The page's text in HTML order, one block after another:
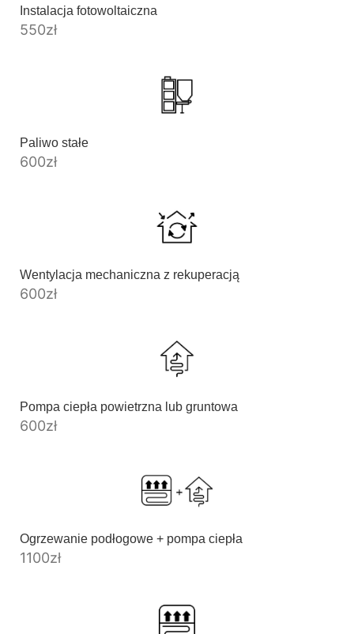
Instalacja fotowoltaiczna
550zł
Paliwo stałe
600zł
Wentylacja mechaniczna z rekuperacją
600zł
Pompa ciepła powietrzna lub gruntowa
600zł
Ogrzewanie podłogowe + pompa ciepła
1100zł